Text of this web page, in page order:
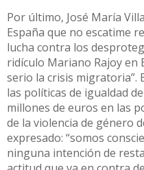
Por último, José María
España que no escatime
lucha contra los
ridículo Mariano Rajoy en
serio la crisis migratoria”.
las políticas de igualdad
millones de euros en las
de la violencia de género
expresado: “somos
ninguna intención de